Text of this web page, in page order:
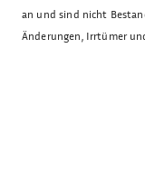
an und sind nicht
Änderungen, Irrtümer